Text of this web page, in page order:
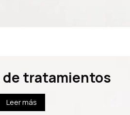
de tratamientos
Leer más